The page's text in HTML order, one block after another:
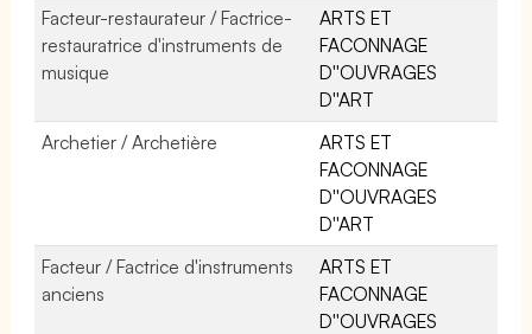
Facteur-restaurateur / Factrice-
restauratrice d'instruments de
musique
ARTS ET
FACONNAGE
D''OUVRAGES
D''ART
Archetier / Archetière
ARTS ET
FACONNAGE
D''OUVRAGES
D''ART
Facteur / Factrice d'instruments
anciens
ARTS ET
FACONNAGE
D''OUVRAGES